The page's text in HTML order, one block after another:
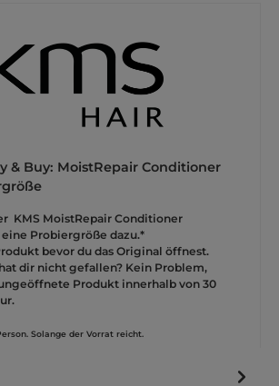
& Buy: MoistRepair Conditioner
KMS MoistRepair Conditioner
Probiergröße dazu.*
bevor du das Original öffnest.
dir nicht gefallen? Kein Problem,
Produkt innerhalb von 30
Solange der Vorrat reicht.